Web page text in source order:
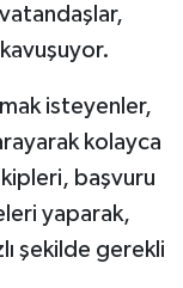
isteyenler,
kolayca
başvuru
yaparak,
şekilde gerekli